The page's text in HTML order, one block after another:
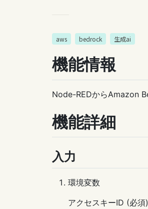
aws bedrock 生成ai
機能情報
Node-REDからAmazon
機能詳細
入力
環境変数
アクセスキーID (必